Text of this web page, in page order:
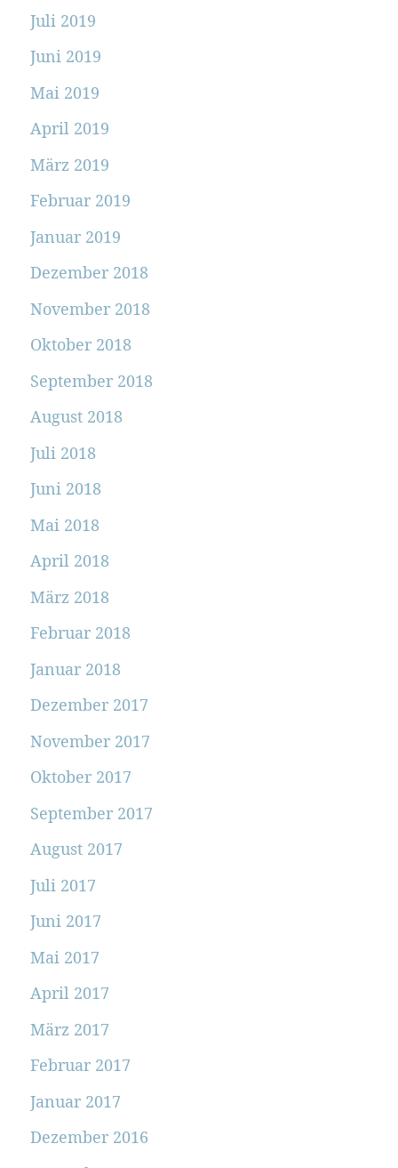
Juli 2019
Juni 2019
Mai 2019
April 2019
März 2019
Februar 2019
Januar 2019
Dezember 2018
November 2018
Oktober 2018
September 2018
August 2018
Juli 2018
Juni 2018
Mai 2018
April 2018
März 2018
Februar 2018
Januar 2018
Dezember 2017
November 2017
Oktober 2017
September 2017
August 2017
Juli 2017
Juni 2017
Mai 2017
April 2017
März 2017
Februar 2017
Januar 2017
Dezember 2016